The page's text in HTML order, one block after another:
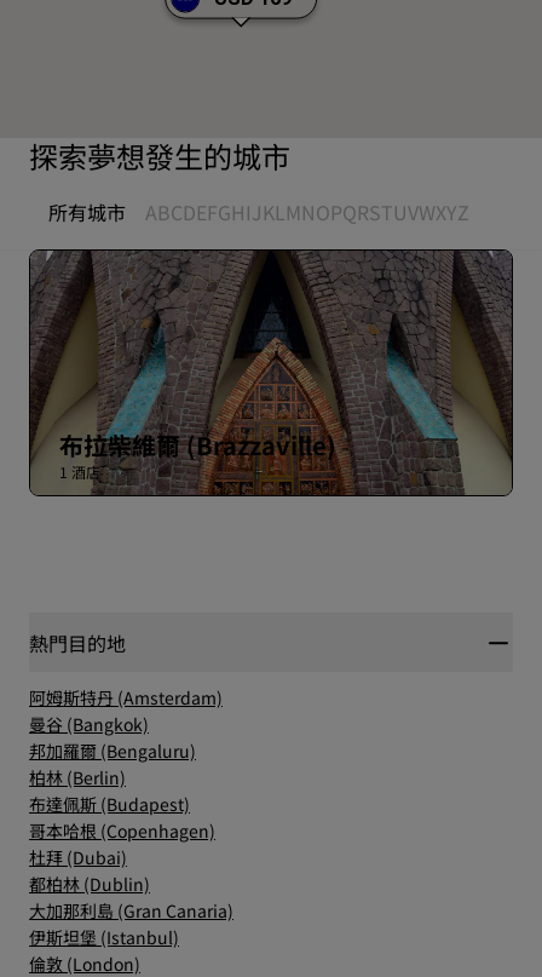
探索夢想發生的城市
所有城市 ABCDEFGHIJKLMNOPQRSTUVWXYZ
布拉柴維爾 (Brazzaville)
1 酒店
熱門目的地
阿姆斯特丹 (Amsterdam)
曼谷 (Bangkok)
邦加羅爾 (Bengaluru)
柏林 (Berlin)
布達佩斯 (Budapest)
哥本哈根 (Copenhagen)
杜拜 (Dubai)
都柏林 (Dublin)
大加那利島 (Gran Canaria)
伊斯坦堡 (Istanbul)
倫敦 (London)